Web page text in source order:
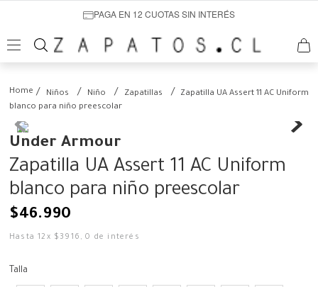
PAGA EN 12 CUOTAS SIN INTERÉS
Niños Niño Zapatillas
Zapatilla UA Assert 11 AC Uniform
blanco para niño preescolar
Under Armour
Zapatilla UA Assert 11 AC Uniform
blanco para niño preescolar
$46.990
Hasta12 x $ 3916 ,0 de interés
Talla